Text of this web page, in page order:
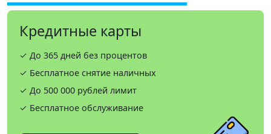
Кредитные карты
✓ До 365 дней без процентов
✓ Бесплатное снятие наличных
✓ До 500 000 рублей лимит
✓ Бесплатное обслуживание